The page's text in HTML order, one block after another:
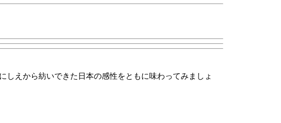
えから紡いできた日本の感性をともに味わってみましょ